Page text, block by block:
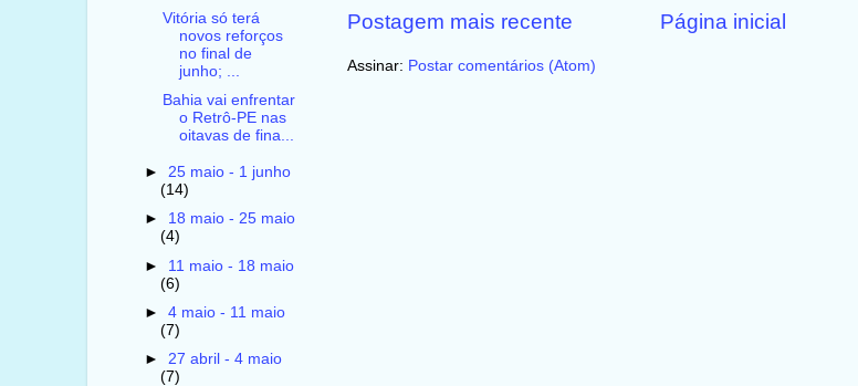
Postagem mais recente Página inicial
Assinar: Postar comentários (Atom)
Vitória só terá
novos reforços
no final de
junho; ...
Bahia vai enfrentar
o Retrô-PE nas
oitavas de fina...
► 25 maio - 1 junho
(14)
► 18 maio - 25 maio
(4)
► 11 maio - 18 maio
(6)
► 4 maio - 11 maio
(7)
► 27 abril - 4 maio
(7)